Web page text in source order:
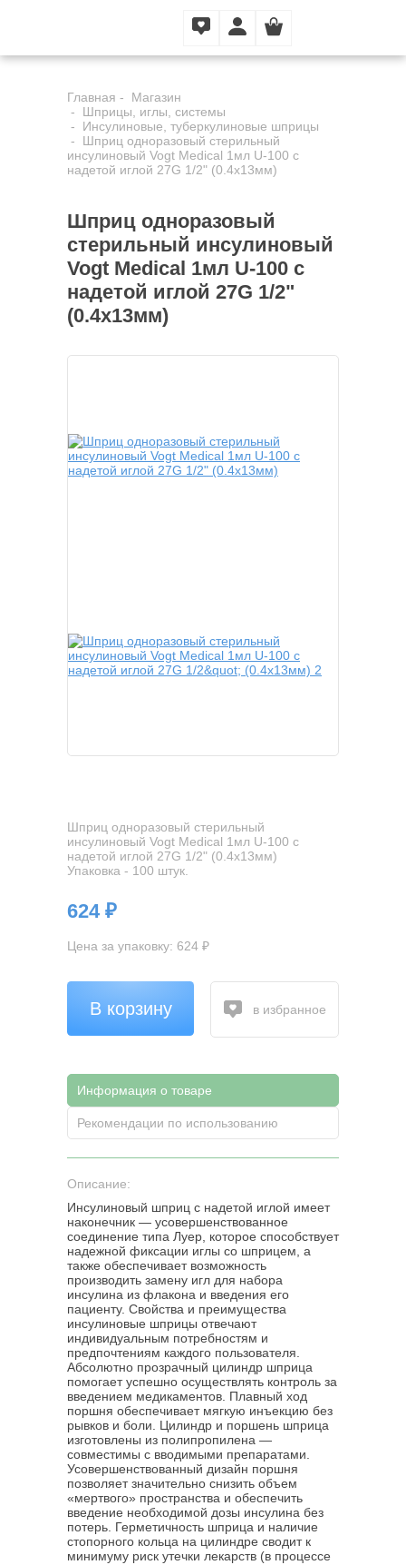
Главная
Магазин
Шприцы, иглы, системы
Инсулиновые, туберкулиновые шприцы
Шприц одноразовый стерильный
инсулиновый Vogt Medical 1мл U-100 с
надетой иглой 27G 1/2" (0.4x13мм)
Шприц одноразовый
стерильный инсулиновый
Vogt Medical 1мл U-100 с
надетой иглой 27G 1/2"
(0.4x13мм)
Шприц одноразовый стерильный
инсулиновый Vogt Medical 1мл U-100 с
надетой иглой 27G 1/2" (0.4x13мм)
Упаковка - 100 штук.
624 ₽
Цена за упаковку: 624 ₽
В корзину в избранное
Информация о товаре
Рекомендации по использованию
Описание:
Инсулиновый шприц с надетой иглой имеет
наконечник — усовершенствованное
соединение типа Луер, которое способствует
надежной фиксации иглы со шприцем, а
также обеспечивает возможность
производить замену игл для набора
инсулина из флакона и введения его
пациенту. Свойства и преимущества
инсулиновые шприцы отвечают
индивидуальным потребностям и
предпочтениям каждого пользователя.
Абсолютно прозрачный цилиндр шприца
помогает успешно осуществлять контроль за
введением медикаментов. Плавный ход
поршня обеспечивает мягкую инъекцию без
рывков и боли. Цилиндр и поршень шприца
изготовлены из полипропилена —
совместимы с вводимыми препаратами.
Усовершенствованный дизайн поршня
позволяет значительно снизить объем
«мертвого» пространства и обеспечить
введение необходимой дозы инсулина без
потерь. Герметичность шприца и наличие
стопорного кольца на цилиндре сводит к
минимуму риск утечки лекарств (в процессе